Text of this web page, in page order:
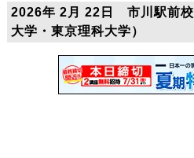
2026年 2月 22日 市川駅前
大学・東京理科大学）